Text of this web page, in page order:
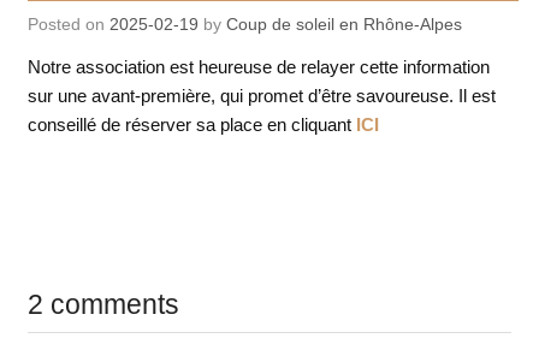
Posted on 2025-02-19 by Coup de soleil en Rhône-Alpes
Notre association est heureuse de relayer cette information
sur une avant-première, qui promet d’être savoureuse. Il est
conseillé de réserver sa place en cliquant ICI
2 comments